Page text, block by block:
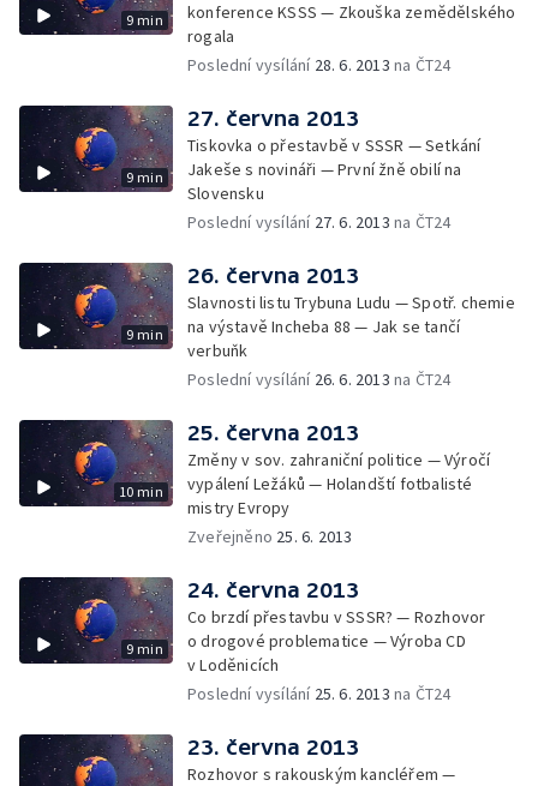
9 min
konference KSSS — Zkouška zemědělského
rogala
Poslední vysílání 28. 6. 2013 na ČT24
9 min
27. června 2013
Tiskovka o přestavbě v SSSR — Setkání
Jakeše s novináři — První žně obilí na
Slovensku
Poslední vysílání 27. 6. 2013 na ČT24
9 min
26. června 2013
Slavnosti listu Trybuna Ludu — Spotř. chemie
na výstavě Incheba 88 — Jak se tančí
verbuňk
Poslední vysílání 26. 6. 2013 na ČT24
10 min
25. června 2013
Změny v sov. zahraniční politice — Výročí
vypálení Ležáků — Holandští fotbalisté
mistry Evropy
Zveřejněno 25. 6. 2013
9 min
24. června 2013
Co brzdí přestavbu v SSSR? — Rozhovor
o drogové problematice — Výroba CD
v Loděnicích
Poslední vysílání 25. 6. 2013 na ČT24
23. června 2013
Rozhovor s rakouským kancléřem —